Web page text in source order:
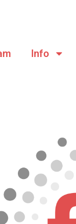
Info